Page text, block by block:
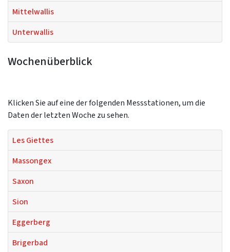
Mittelwallis
Unterwallis
Wochenüberblick
Klicken Sie auf eine der folgenden Messstationen, um die
Daten der letzten Woche zu sehen.
Les Giettes
Massongex
Saxon
Sion
Eggerberg
Brigerbad